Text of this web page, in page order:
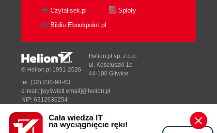
Czytalisek.pl
Sploty
Biblio.Ebookpoint.pl
Designed with ♥ byTonik.pl
© Helion.pl 1991-2026
Helion.pl sp. z o.o.
ul. Kościuszki 1c
44-100 Gliwice
tel. (32) 230-98-63
e-mail: [wyświetl email]@helion.pl
NIP: 6312636254